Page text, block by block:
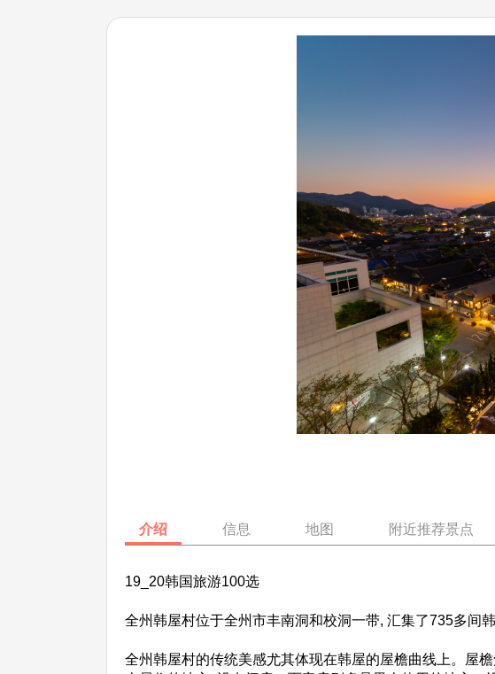
介绍 信息 地图 附近推荐景点
19_20韩国旅游100选
全州韩屋村位于全州市丰南洞和校洞一带, 汇集了735多间
全州韩屋村的传统美感尤其体现在韩屋的屋檐曲线上。屋